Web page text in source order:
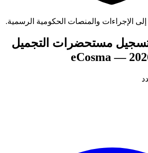
الإجراءات والمنصات الحكومية الرسمية.
مستحضرات التجميل